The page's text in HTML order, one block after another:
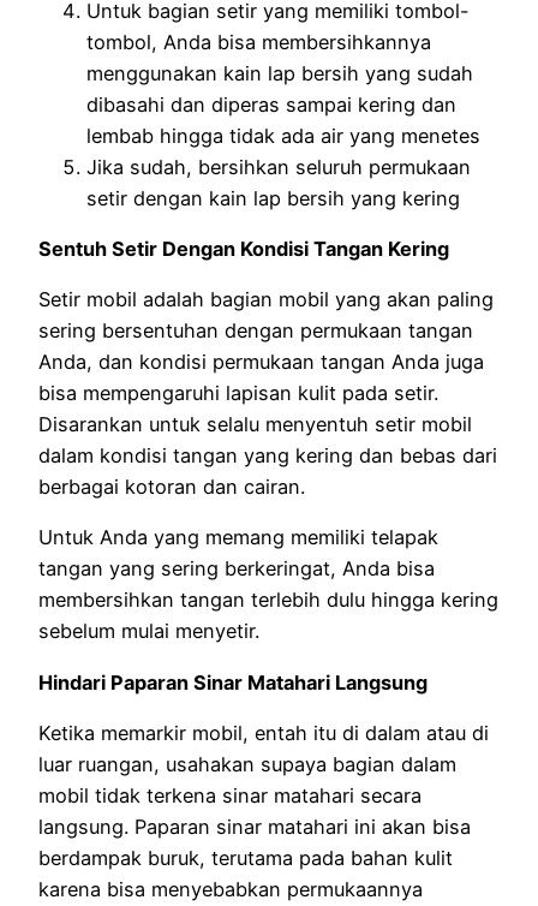
Untuk bagian setir yang memiliki tombol-
tombol, Anda bisa membersihkannya
menggunakan kain lap bersih yang sudah
dibasahi dan diperas sampai kering dan
lembab hingga tidak ada air yang menetes
Jika sudah, bersihkan seluruh permukaan
setir dengan kain lap bersih yang kering
Sentuh Setir Dengan Kondisi Tangan Kering
Setir mobil adalah bagian mobil yang akan paling
sering bersentuhan dengan permukaan tangan
Anda, dan kondisi permukaan tangan Anda juga
bisa mempengaruhi lapisan kulit pada setir.
Disarankan untuk selalu menyentuh setir mobil
dalam kondisi tangan yang kering dan bebas dari
berbagai kotoran dan cairan.
Untuk Anda yang memang memiliki telapak
tangan yang sering berkeringat, Anda bisa
membersihkan tangan terlebih dulu hingga kering
sebelum mulai menyetir.
Hindari Paparan Sinar Matahari Langsung
Ketika memarkir mobil, entah itu di dalam atau di
luar ruangan, usahakan supaya bagian dalam
mobil tidak terkena sinar matahari secara
langsung. Paparan sinar matahari ini akan bisa
berdampak buruk, terutama pada bahan kulit
karena bisa menyebabkan permukaannya